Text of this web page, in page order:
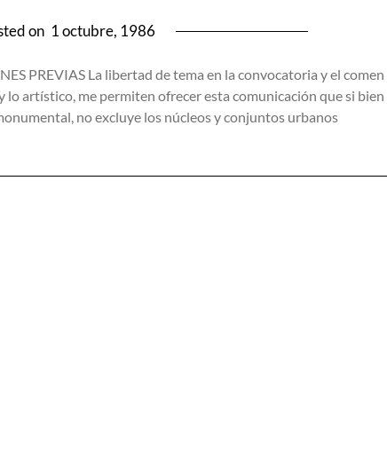
on 1 octubre, 1986
PREVIAS La libertad de tema en la convocatoria y el comen
artístico, me permiten ofrecer esta comunicación que si bien
no excluye los núcleos y conjuntos urbanos